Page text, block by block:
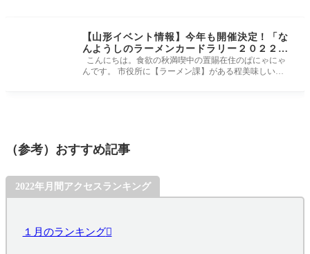
【山形イベント情報】今年も開催決定！「な
んようしのラーメンカードラリー２０２２」
｜南陽市
こんにちは。食欲の秋満喫中の置賜在住のぱにゃにゃ
んです。 市役所に【ラーメン課】がある程美味しいラ
（参考）おすすめ記事
2022年月間アクセスランキング
１月のランキング